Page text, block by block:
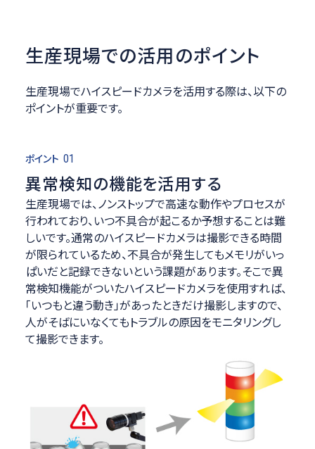
生産現場での活用のポイント
生産現場でハイスピードカメラを活用する際は、以下の
ポイントが重要です。
ポイント 01
異常検知の機能を活用する
生産現場では、ノンストップで高速な動作やプロセスが
行われており、いつ不具合が起こるか予想することは難
しいです。通常のハイスピードカメラは撮影できる時間
が限られているため、不具合が発生してもメモリがいっ
ぱいだと記録できないという課題があります。そこで異
常検知機能がついたハイスピードカメラを使用すれば、
「いつもと違う動き」があったときだけ撮影しますので、
人がそばにいなくてもトラブルの原因をモニタリングし
て撮影できます。